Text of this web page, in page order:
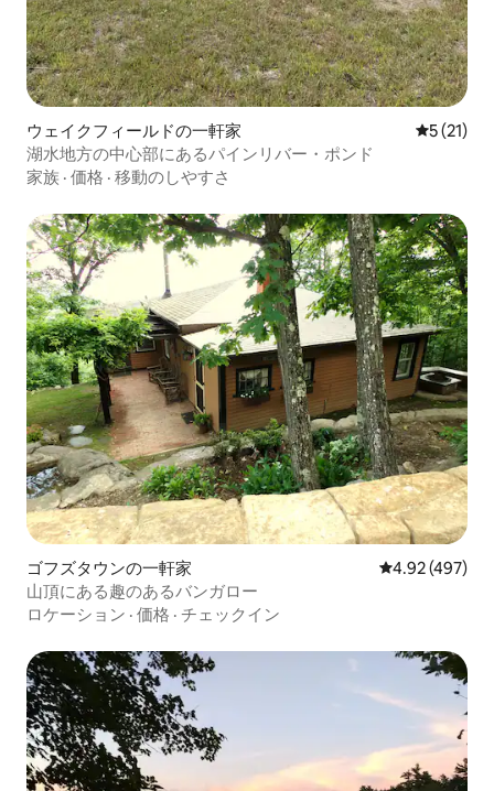
ウェイクフィールドの一軒家 レビュー
5 (21)
湖水地方の中心部にあるパインリバー・ポンド
家族 · 価格 · 移動のしやすさ
ゴフズタウンの一軒家 レビュー497
4.92 (497)
山頂にある趣のあるバンガロー
ロケーション · 価格 · チェックイン